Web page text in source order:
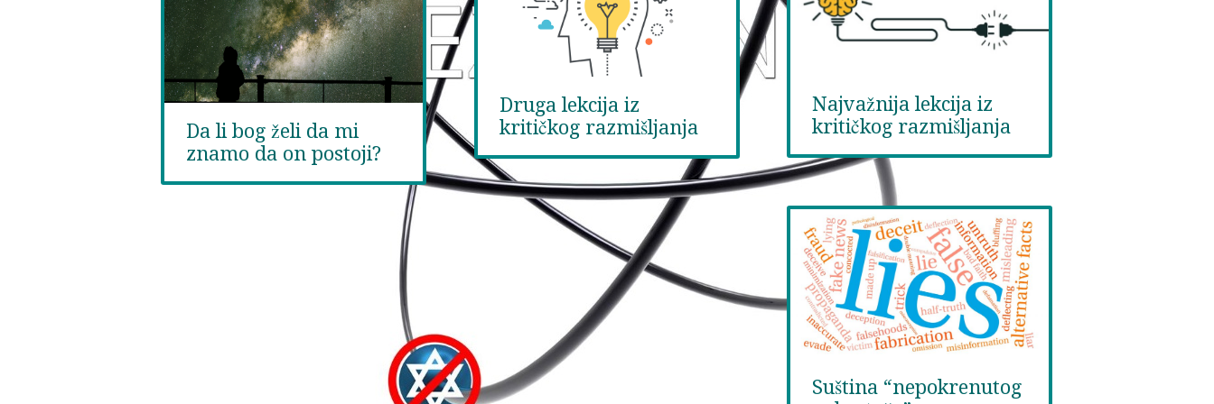
Da li bog želi da mi
znamo da on postoji?
Druga lekcija iz
kritičkog razmišljanja
Najvažnija lekcija iz
kritičkog razmišljanja
Suština “nepokrenutog